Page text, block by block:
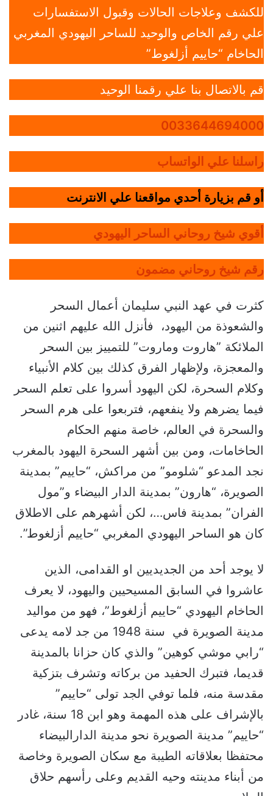
للكشف وعلاجات الحالات وقبول الاستفسارات
علي رقم الخاص والوحيد للساحر اليهودي المغربي
الحاخام “حاييم أزلغوط”
قم بالاتصال بنا علي رقمنا الوحيد
0033644694000
راسلنا علي الواتساب
أو قم بزيارة أحدي مواقعنا علي الانترنت
أقوي شيخ روحاني الساحر اليهودي
رقم شيخ روحاني مضمون
كثرت في عهد النبي سليمان أعمال السحر
والشعوذة من اليهود، فأنزل الله عليهم اثنين من
الملائكة ”هاروت وماروت” للتمييز بين السحر
والمعجزة، ولإظهار الفرق كذلك بين كلام الأنبياء
وكلام السحرة، لكن اليهود أسروا على تعلم السحر
فيما يضرهم ولا ينفعهم، فتربعوا على هرم السحر
والسحرة في العالم، خاصة منهم الحكام
الحاخامات، ومن بين أشهر السحرة اليهود بالمغرب
نجد المدعو “شلومو” من مراكش، “حاييم” بمدينة
الصويرة، “هارون” بمدينة الدار البيضاء و”مول
الفران” بمدينة فاس…، لكن أشهرهم على الاطلاق
كان هو الساحر اليهودي المغربي “حاييم أزلغوط”.
لا يوجد أحد من الجديديين او القدامى، الذين
عاشروا في السابق المسيحيين واليهود، لا يعرف
الحاخام اليهودي “حاييم أزلغوط”، فهو من مواليد
مدينة الصويرة في سنة 1948 من جد لامه يدعى
“رابي موشي كوهين” والذي كان حزانا بالمدينة
قديما، فتبرك الحفيد من بركاته وتشرف بتزكية
مقدسة منه، فلما توفي الجد تولى “حاييم”
بالإشراف على هذه المهمة وهو ابن 18 سنة، غادر
“حاييم” مدينة الصويرة نحو مدينة الدارالبيضاء
محتفظا بعلاقاته الطيبة مع سكان الصويرة وخاصة
من أبناء مدينته وحيه القديم وعلى رأسهم حلاق